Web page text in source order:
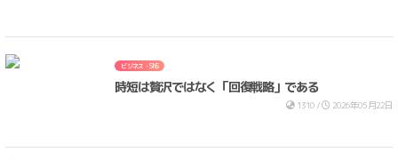
ビジネス・SNS
時短は贅沢ではなく「回復戦略」である
1310 / 2026年05月22日